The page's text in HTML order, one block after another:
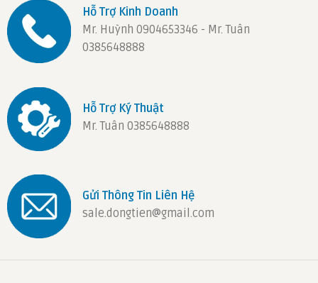
Hỗ Trợ Kinh Doanh
Mr. Huỳnh 0904653346 - Mr. Tuân
0385648888
Hỗ Trợ Ký Thuật
Mr. Tuân 0385648888
Gửi Thông Tin Liên Hệ
sale.dongtien@gmail.com